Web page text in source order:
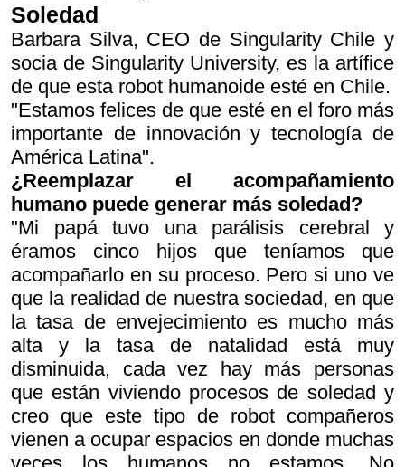
Soledad
Barbara Silva, CEO de Singularity Chile y
socia de Singularity University, es la artífice
de que esta robot humanoide esté en Chile.
"Estamos felices de que esté en el foro más
importante de innovación y tecnología de
América Latina".
¿Reemplazar el acompañamiento
humano puede generar más soledad?
"Mi papá tuvo una parálisis cerebral y
éramos cinco hijos que teníamos que
acompañarlo en su proceso. Pero si uno ve
que la realidad de nuestra sociedad, en que
la tasa de envejecimiento es mucho más
alta y la tasa de natalidad está muy
disminuida, cada vez hay más personas
que están viviendo procesos de soledad y
creo que este tipo de robot compañeros
vienen a ocupar espacios en donde muchas